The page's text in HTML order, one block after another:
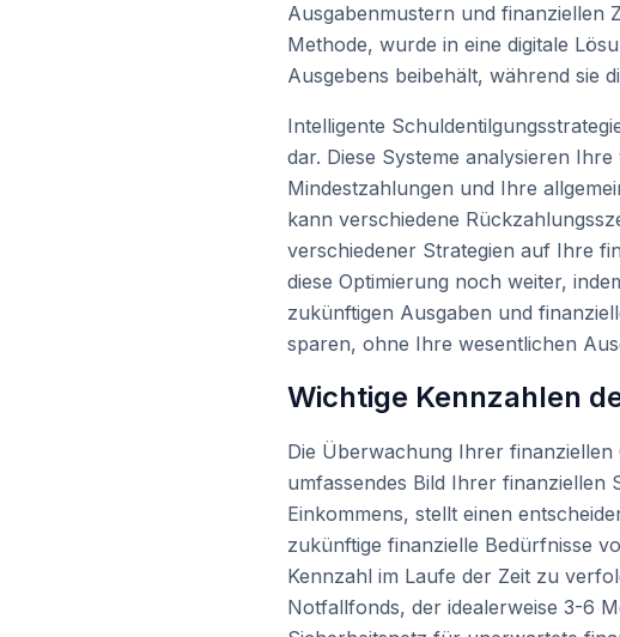
Ausgabenmustern und finanziellen
Methode, wurde in eine digitale
Ausgebens beibehält, während sie
Intelligente
dar. Diese Systeme analysieren
Mindestzahlungen und Ihre
kann verschiedene
verschiedener Strategien auf Ihre
diese Optimierung noch weiter,
zukünftigen Ausgaben und
sparen, ohne Ihre wesentlichen
Wichtige Kennzahlen
Die Überwachung Ihrer
umfassendes Bild Ihrer finanziellen
Einkommens, stellt einen
zukünftige finanzielle Bedürfnisse
Kennzahl im Laufe der Zeit zu
Notfallfonds, der idealerweise 3-6